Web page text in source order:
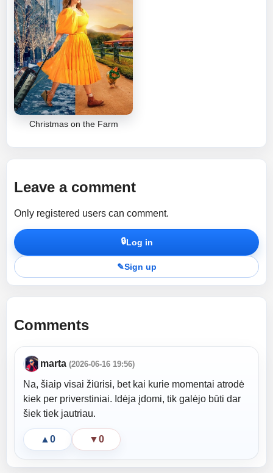
Christmas on the Farm
Leave a comment
Only registered users can comment.
🔒Log in
✎Sign up
Comments
marta (2026-06-16 19:56)
Na, šiaip visai žiūrisi, bet kai kurie momentai atrodė
kiek per priverstiniai. Idėja įdomi, tik galėjo būti dar
šiek tiek jautriau.
▲ 0 ▼0